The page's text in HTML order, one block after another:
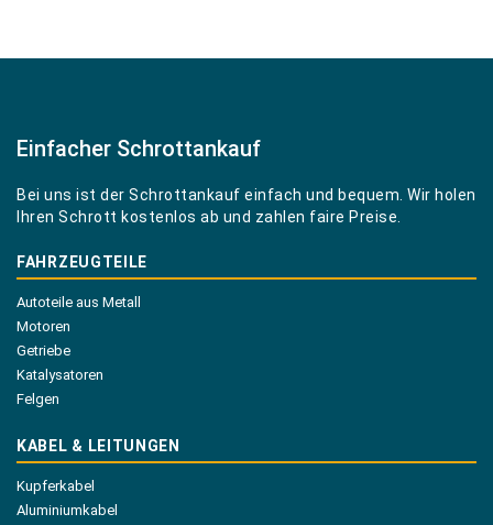
Einfacher Schrottankauf
Bei uns ist der Schrottankauf einfach und bequem. Wir holen
Ihren Schrott kostenlos ab und zahlen faire Preise.
FAHRZEUGTEILE
Autoteile aus Metall
Motoren
Getriebe
Katalysatoren
Felgen
KABEL & LEITUNGEN
Kupferkabel
Aluminiumkabel